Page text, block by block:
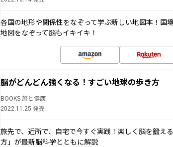
各国の地形や関係性をなぞって学ぶ新しい地図本！国
地図をなぞって脳もイキイキ！
脳がどんどん強くなる！すごい地球の歩き方
BOOKS 旅と健康
2022.11.25 発売
旅先で、近所で、自宅で今すぐ実践！楽しく脳を鍛え
方」が最新脳科学とともに解説